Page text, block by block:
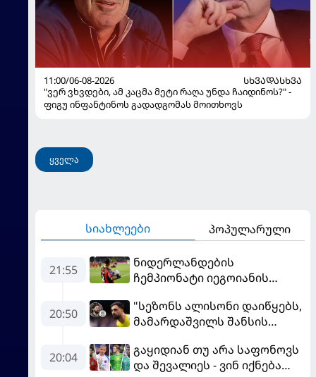
11:00/06-08-2026
ᲡᲮᲕᲐᲓᲐᲡᲮᲕᲐ
"ვერ ვხვდები, ამ კაცმა მეტი რაღა უნდა ჩაიდინოს?" -
ფიგუ ინფანტინოს გადადგომას მოითხოვს
ყველა
სიახლეები პოპულარული
21:55
ნიდერლანდების
ჩემპიონატი იეგოიანის
MVP გახდა
20:50
"სეზონს ალისონი დაიწყებს,
მამარდაშვილს შანსის
მოთმინება სჭირდება,
რომელსაც 100%-ით
20:04
გაყიდიან თუ არა საფონოვს
და შევალიეს - ვინ იქნება